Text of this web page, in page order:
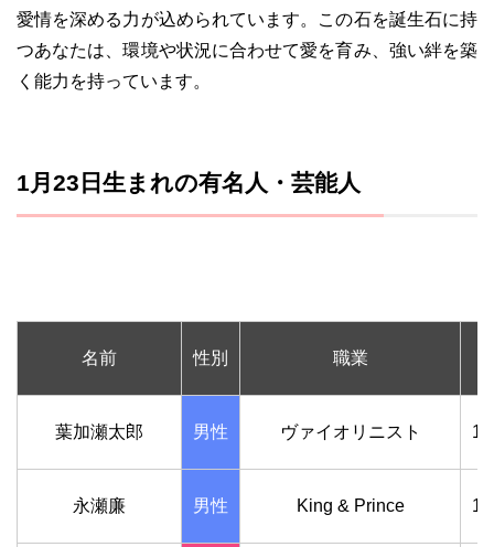
愛情を深める力が込められています。この石を誕生石に持
つあなたは、環境や状況に合わせて愛を育み、強い絆を築
く能力を持っています。
1月23日生まれの有名人・芸能人
名前 性別 職業
葉加瀬太郎 男性 ヴァイオリニスト
永瀬廉 男性 King & Prince